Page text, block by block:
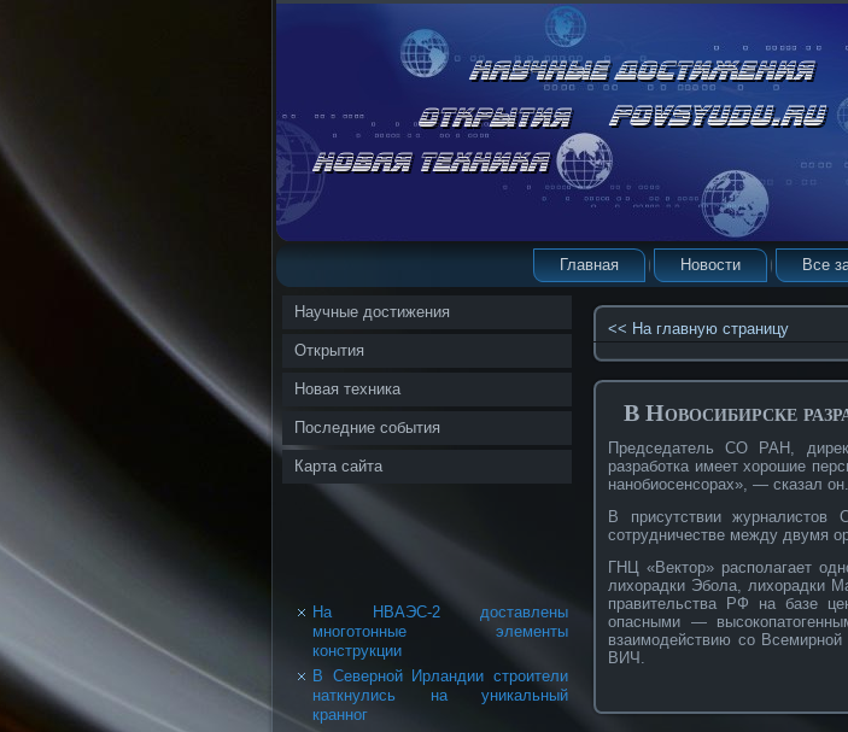
Главная Новости Все
Научные достижения
Открытия
Новая техника
Последние события
Карта сайта
На НВАЭС-2 доставлены
многотонные элементы
конструкции
В Северной Ирландии строители
наткнулись на уникальный
кранног
<< На главную страницу
В Новосибирске
Председатель СО РАН,
разработка имеет хорошие
нанобиосенсорах», — сказал он.
В присутствии журналистов
сотрудничестве между двумя
ГНЦ «Вектор» располагает
лихорадки Эбола, лихорадки
правительства РФ на базе
опасными —
взаимодействию со Всемирной
ВИЧ.